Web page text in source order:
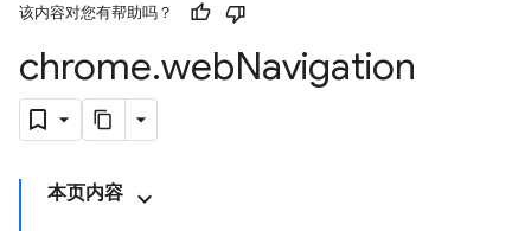
该内容对您有帮助吗？
chrome.webNavigation
本页内容